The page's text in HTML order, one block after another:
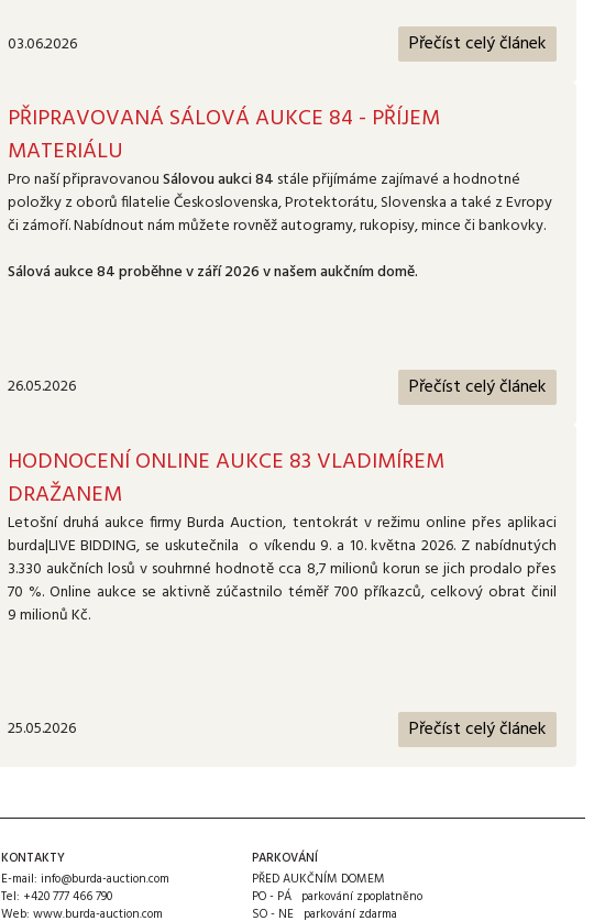
03.06.2026 Přečíst celý článek
PŘIPRAVOVANÁ SÁLOVÁ AUKCE 84 - PŘÍJEM
MATERIÁLU
Pro naší připravovanouSálovou aukci 84 stále přijímáme zajímavé a hodnotné
položky z oborů filatelie Československa, Protektorátu, Slovenska a také z Evropy
či zámoří. Nabídnout nám můžete rovněž autogramy, rukopisy, mince či bankovky.
Sálová aukce 84 proběhne v září 2026 v našem aukčním domě.
26.05.2026 Přečíst celý článek
HODNOCENÍ ONLINE AUKCE 83 VLADIMÍREM
DRAŽANEM
Letošní druhá aukce firmy Burda Auction, tentokrát v režimu online přes aplikaci
burda|LIVE BIDDING, se uskutečnila o víkendu 9. a 10. května 2026. Z nabídnutých
3.330 aukčních losů v souhrnné hodnotě cca 8,7 milionů korun se jich prodalo přes
70 %. Online aukce se aktivně zúčastnilo téměř 700 příkazců, celkový obrat činil
9 milionů Kč.
25.05.2026 Přečíst celý článek
KONTAKTY
E-mail: info@burda-auction.com
Tel: +420 777 466 790
Web: www.burda-auction.com
PARKOVÁNÍ
PŘED AUKČNÍM DOMEM
PO - PÁ parkování zpoplatněno
SO - NE parkování zdarma